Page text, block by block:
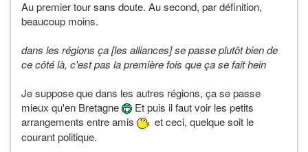
Au premier tour sans doute. Au second, par définition,
beaucoup moins.
dans les régions ça [les alliances] se passe plutôt bien de
ce côté là, c'est pas la première fois que ça se fait hein
Je suppose que dans les autres régions, ça se passe
mieux qu'en Bretagne
Et puis il faut voir les petits
arrangements entre amis
et ceci, quelque soit le
courant politique.